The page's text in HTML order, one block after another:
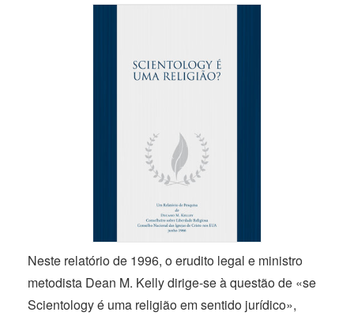
Neste relatóriode 1996, o erudito legal e ministro
metodista Dean M. Kellydirige-seà questão de «se
Scientology é uma religião em sentido jurídico»,